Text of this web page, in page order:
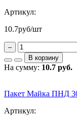
Артикул:
10.7руб/шт
–
В корзину
На сумму: 10.7 руб.
Пакет Майка ПНД
Артикул: